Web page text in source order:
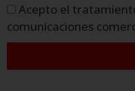
Acepto el
comunicaciones